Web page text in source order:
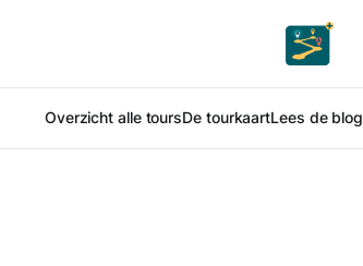
Overzicht alle toursDe tourkaartLees de blog